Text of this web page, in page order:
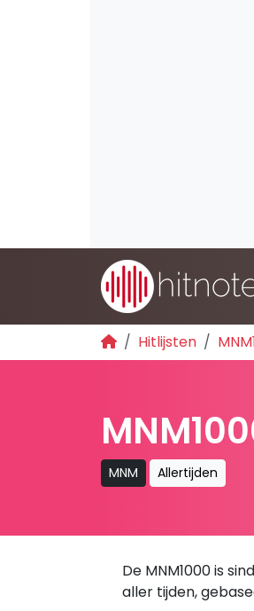
Hitlijsten
MNM Allertijden
De MNM1000 is
aller tijden,